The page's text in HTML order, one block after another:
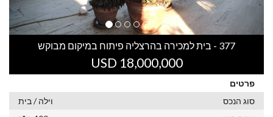
377 - בית למכירה בהרצליה פיתוח במיקום מבוקש
USD 18,000,000
פרטים
סוג הנכס
וילה / בית